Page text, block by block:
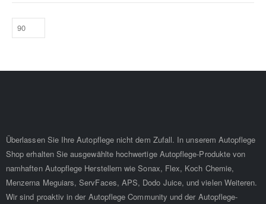
Überlassen Sie Ihre Autopflege nicht dem Zufall. In unserem Autopflege
Shop erhalten Sie ausgewählte hochwertige Autopflege-Produkte von
namhaften Autopflege Herstellern wie Sonax, Flex, Koch Chemie,
Menzerna Meguiars, ServFaces, APS, Dodo Juice, und vielen Weiteren.
Wir sind proaktiv in der Autopflege Community und der Autopflege-